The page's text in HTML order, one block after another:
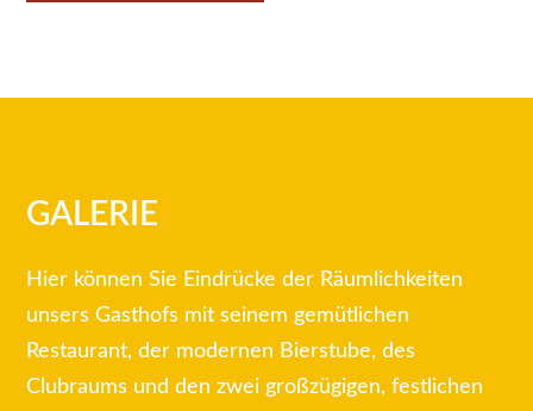
GALERIE
Hier können Sie Eindrücke der Räumlichkeiten
unsers Gasthofs mit seinem gemütlichen
Restaurant, der modernen Bierstube, des
Clubraums und den zwei großzügigen, festlichen